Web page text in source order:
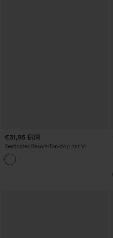
€31,95 EUR
Besticktes Resort-Tanktop mit V-
Ausschnitt und Rüschensaum